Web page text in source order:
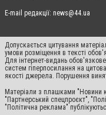
E-mail редакції: news@44.ua
Допускається цитування
умови розміщення в тексті
Для інтернет-видань
систем гіперпосилання на
якості джерела. Порушення
Матеріали з плашками "Новини
"Партнерський спецпроєкт",
"Політична реклама"